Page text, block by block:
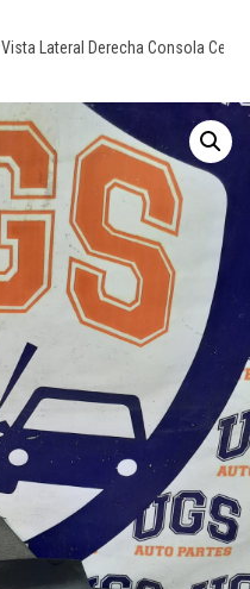
Vista Lateral Derecha Consola